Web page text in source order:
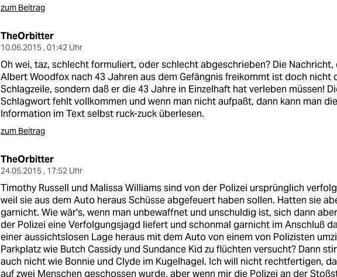
zum Beitrag
TheOrbitter
10.06.2015 , 01:42 Uhr
Oh wei, taz, schlecht formuliert, oder schlecht abgeschrieben? Die Nachricht,
Albert Woodfox nach 43 Jahren aus dem Gefängnis freikommt ist doch nicht
Schlagzeile, sondern daß er die 43 Jahre in Einzelhaft hat verleben müssen!
Schlagwort fehlt vollkommen und wenn man nicht aufpaßt, dann kann man
Information im Text selbst ruck-zuck überlesen.
zum Beitrag
TheOrbitter
24.05.2015 , 17:52 Uhr
Timothy Russell und Malissa Williams sind von der Polizei ursprünglich
weil sie aus dem Auto heraus Schüsse abgefeuert haben sollen. Hatten sie
garnicht. Wie wär's, wenn man unbewaffnet und unschuldig ist, sich dann
der Polizei eine Verfolgungsjagd liefert und schonmal garnicht im Anschluß
einer aussichtslosen Lage heraus mit dem Auto von einem von Polizisten
Parkplatz wie Butch Cassidy und Sundance Kid zu flüchten versucht? Dann
auch nicht wie Bonnie und Clyde im Kugelhagel. Ich will nicht rechtfertigen,
auf zwei Menschen geschossen wurde, aber wenn mir die Polizei an der